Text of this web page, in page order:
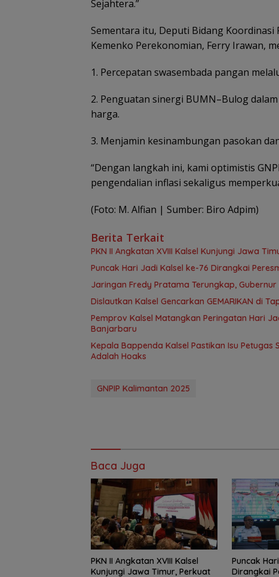
Sejahtera.”
Sementara itu, Deputi Bidang Koordinasi
Kemenko Perekonomian, Ferry Irawan,
1. Percepatan swasembada pangan
2. Penguatan sinergi BUMN–Bulog
harga.
3. Menjamin kesinambungan pasokan
“Dengan langkah ini, kami optimistis
pengendalian inflasi sekaligus
(Foto: M. Alfian | Sumber: Biro Adpim)
Berita Terkait
PKN II Angkatan XVIII Kalsel Kunjungi Jawa
Puncak Hari Jadi Kalsel ke-76 Dirangkai
Jaringan Fredy Pratama Terungkap,
Dislautkan Kalsel Gencarkan GEMARIKAN di
Pemprov Kalsel Matangkan Peringatan Hari
Banjarbaru
Kepala Bappenda Kalsel Pastikan Isu Petugas
Adalah Hoaks
GNPIP Kalimantan 2025
Baca Juga
PKN II Angkatan XVIII Kalsel
Kunjungi Jawa Timur, Perkuat
Puncak
Dirangkai